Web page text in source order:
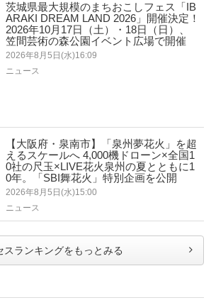
茨城県最大規模のまちおこしフェス「IB
ARAKI DREAM LAND 2026」開催決定！
2026年10月17日（土）・18日（日）、
笠間芸術の森公園イベント広場で開催
2026年8月5日(水)16:09
ニュース
【大阪府・泉南市】「泉州夢花火」を超
えるスケールへ 4,000機ドローン×全国1
0社の尺玉×LIVE花火泉州の夏とともに1
0年。「SBI舞花火」特別企画を公開
2026年8月5日(水)15:00
ニュース
スランキングをもっとみる